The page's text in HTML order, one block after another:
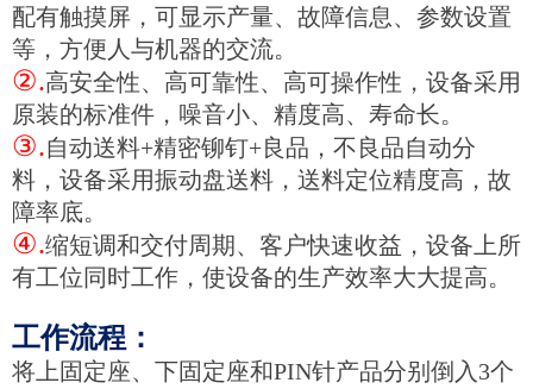
配有触摸屏，可显示产量、故障信息、参数设置
等，方便人与机器的交流。
②.高安全性、高可靠性、高可操作性，设备采用
原装的标准件，噪音小、精度高、寿命长。
③.自动送料+精密铆钉+良品，不良品自动分
料，设备采用振动盘送料，送料定位精度高，故
障率底。
④.缩短调和交付周期、客户快速收益，设备上所
有工位同时工作，使设备的生产效率大大提高。
工作流程：
将上固定座、下固定座和PIN针产品分别倒入3个